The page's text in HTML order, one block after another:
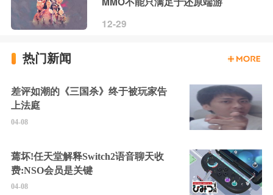
12-29
热门新闻
差评如潮的《三国杀》终于被玩家告
上法庭
04-08
蔫坏!任天堂解释Switch2语音聊天收
费:NSO会员是关键
04-08